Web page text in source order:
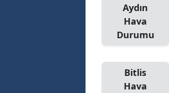
Aydın
Hava
Durumu
Bitlis
Hava